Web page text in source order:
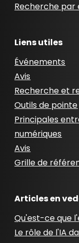
Recherche par
Liens utiles
Événements
Avis
Recherche et
Outils de pointe
Principales
numériques
Avis
Grille de
Articles en
Qu'est-ce que
Le rôle de l'IA